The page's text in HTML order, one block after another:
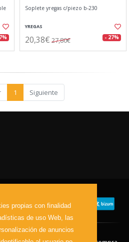
propias con finalidad
de uso Web, las
de anuncios
Soplete yregas c/piezo b-230
YREGAS
20,38€ 27,80€ - 27%
1 Siguiente